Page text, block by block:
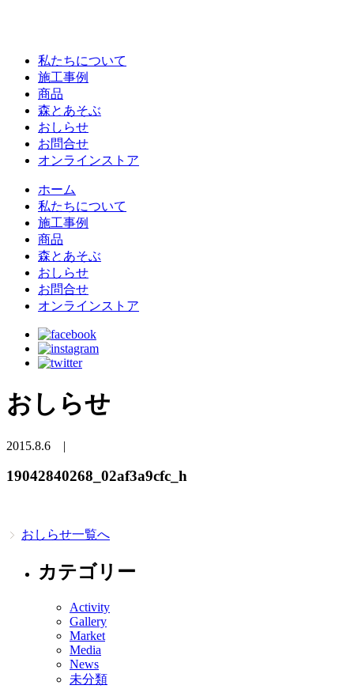
私たちについて
施工事例
商品
森とあそぶ
おしらせ
お問合せ
オンラインストア
ホーム
私たちについて
施工事例
商品
森とあそぶ
おしらせ
お問合せ
オンラインストア
おしらせ
2015.8.6 |
19042840268_02af3a9cfc_h
おしらせ一覧へ
カテゴリー
Activity
Gallery
Market
Media
News
未分類